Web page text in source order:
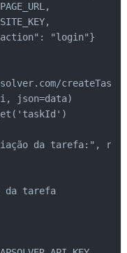
"login"}
createTask'
json=data)
da tarefa:",
da tarefa